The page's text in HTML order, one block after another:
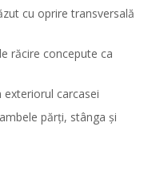
cu oprire transversală
răcire concepute ca
carcasei
părți, stânga și